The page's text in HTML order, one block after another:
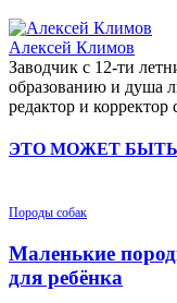
Алексей Климов
Заводчик c 12-ти
образованию и душа
редактор и
ЭТО МОЖЕТ
Породы собак
Маленькие
для ребёнка